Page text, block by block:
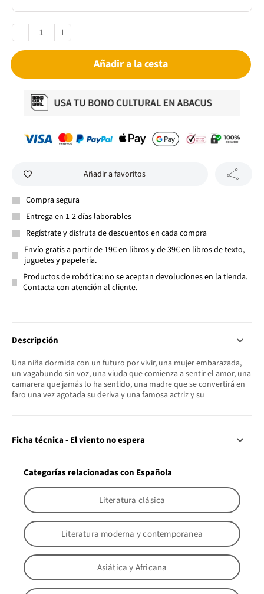
Añadir a la cesta
Añadir a favoritos
Compra segura
Entrega en 1-2 días laborables
Regístrate y disfruta de descuentos en cada compra
Envío gratis a partir de 19€ en libros y de 39€ en libros de texto,
juguetes y papelería.
Productos de robótica: no se aceptan devoluciones en la tienda.
Contacta con atención al cliente.
Descripción
Una niña dormida con un futuro por vivir, una mujer embarazada,
un vagabundo sin voz, una viuda que comienza a sentir el amor, una
camarera que jamás lo ha sentido, una madre que se convertirá en
faro una vez agotada su deriva y una famosa actriz y su
Ficha técnica - El viento no espera
Categorías relacionadas con Española
Literatura clásica
Literatura moderna y contemporanea
Asiática y Africana